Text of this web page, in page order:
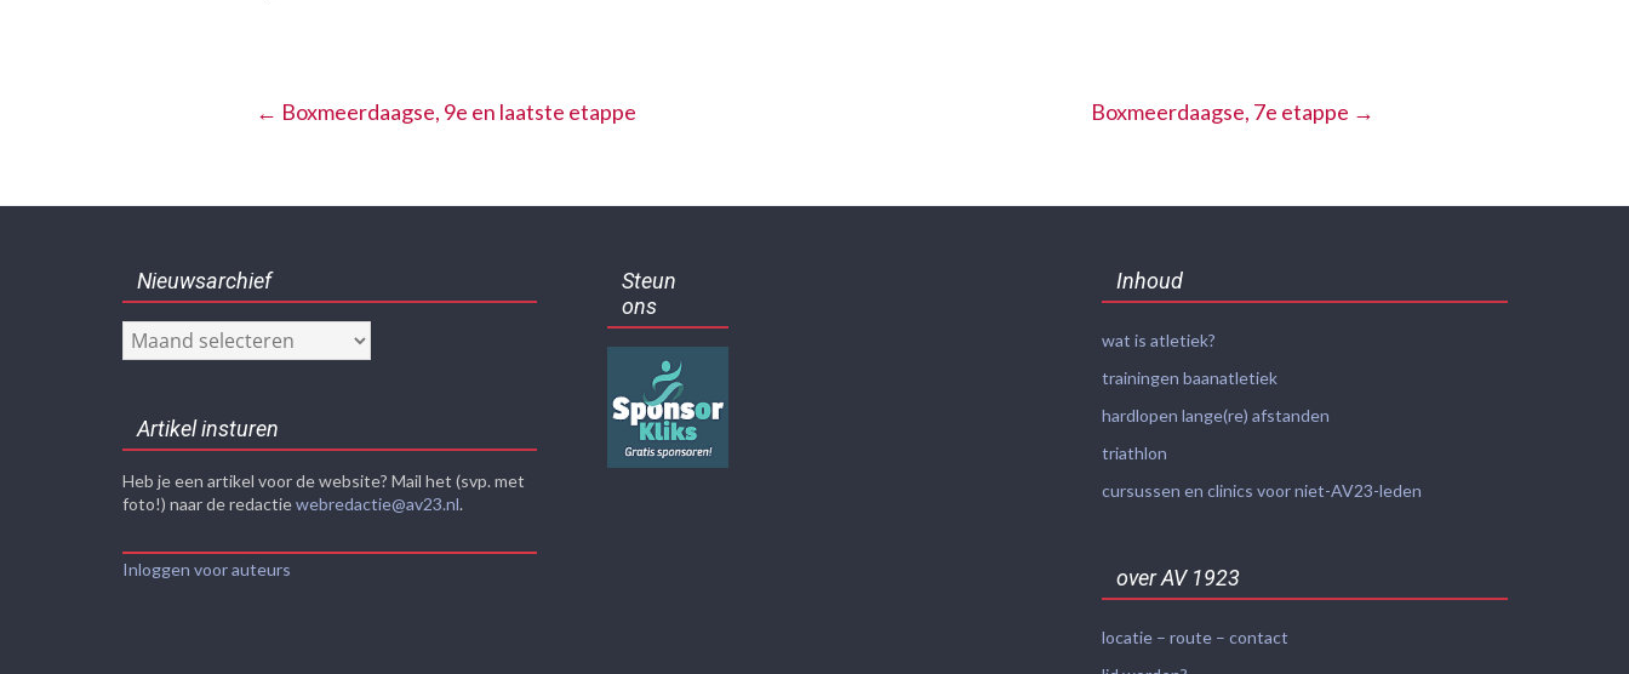
← Boxmeerdaagse, 9e en laatste etappe Boxmeerdaagse, 7e etappe →
Nieuwsarchief
Nieuwsarchief
Artikel insturen
Heb je een artikel voor de website? Mail het (svp. met
foto!) naar de redactiewebredactie@av23.nl.
Inloggen voor auteurs
Steun
ons
Inhoud
wat is atletiek?
trainingen baanatletiek
hardlopen lange(re) afstanden
triathlon
cursussen en clinics voor niet-AV23-leden
over AV 1923
locatie – route – contact